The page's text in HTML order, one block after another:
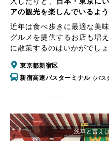
アの観光を楽しんでいるよ
近年は食べ歩きに最適な美
グルメを提供するお店も増
に散策するのはいかがでしょ
東京都新宿区
新宿高速バスターミナル（バス
浅草と言え